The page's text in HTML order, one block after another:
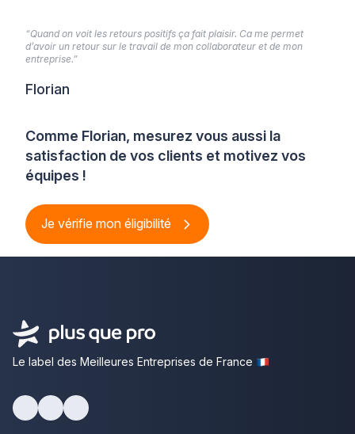
Comme Florian, mesurez vous aussi la
satisfaction de vos clients et motivez vos
équipes !
Je vérifie mon éligibilité
“Quand on voit les retours positifs ça fait plaisir. Ca me permet
d’avoir un retour sur le travail de mon collaborateur et de mon
entreprise.”
Florian
Le label des Meilleures Entreprises de France